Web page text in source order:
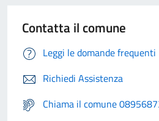
Contatta il comune
Leggi le domande frequenti
Richiedi Assistenza
Chiama il comune